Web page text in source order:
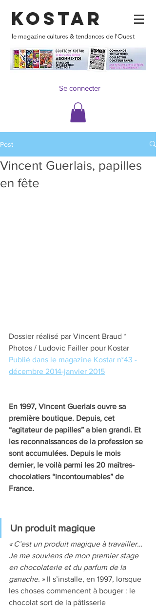
KOSTAR
le magazine cultures & tendances de l'Ouest
Se connecter
Post
Vincent Guerlais, papilles
en fête
Dossier réalisé par Vincent Braud *
Photos / Ludovic Failler pour Kostar
Publié dans le magazine Kostar n°43 -
décembre 2014-janvier 2015
En 1997, Vincent Guerlais ouvre sa
première boutique. Depuis, cet
“agitateur de papilles” a bien grandi. Et
les reconnaissances de la profession se
sont accumulées. Depuis le mois
dernier, le voilà parmi les 20 maîtres-
chocolatiers “incontournables” de
France.
Un produit magique
« C’est un produit magique à travailler…
Je me souviens de mon premier stage
en chocolaterie et du parfum de la
ganache. » Il s’installe, en 1997, lorsque
les choses commencent à bouger : le
chocolat sort de la pâtisserie